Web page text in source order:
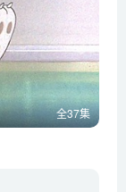
全37集